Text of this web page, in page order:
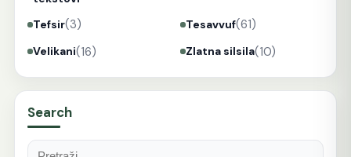
Tefsir(3) Tesavvuf(61)
Velikani(16) Zlatna silsila(10)
Search
Pretraga: